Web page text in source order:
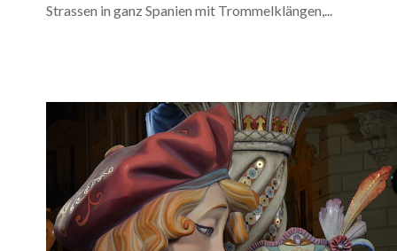
Strassen in ganz Spanien mit Trommelklängen,...